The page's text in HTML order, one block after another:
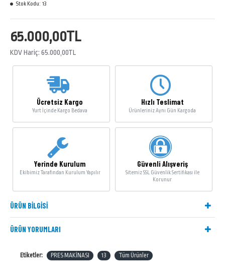
65.000,00TL
KDV Hariç: 65.000,00TL
Stok Kodu: 13
Ücretsiz Kargo
Yurt İçinde Kargo Bedava
Hızlı Teslimat
Ürünleriniz Aynı Gün Kargoda
Yerinde Kurulum
Ekibimiz Tarafından Kurulum Yapılır
Güvenli Alışveriş
Sitemiz SSL Güvenlik Sertifikası ile
Korunur
ÜRÜN BILGISI
ÜRÜN YORUMLARI
Etiketler: PRES MAKİNASI 13 Tüm Ürünler